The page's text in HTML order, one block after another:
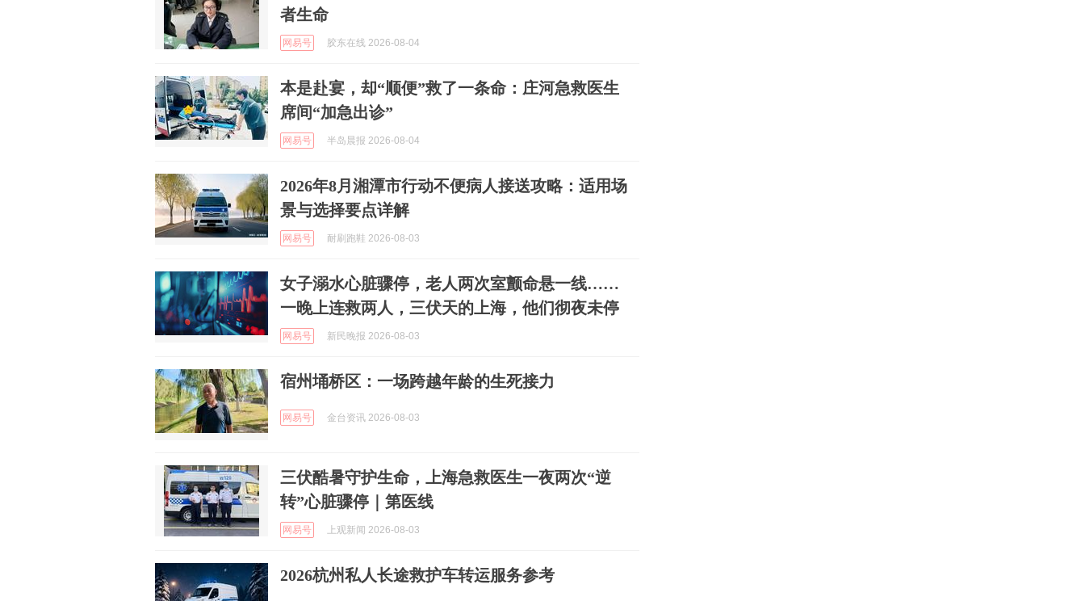
者生命
网易号 胶东在线 2026-08-04
本是赴宴，却“顺便”救了一条命：庄河急救医生
席间“加急出诊”
网易号 半岛晨报 2026-08-04
2026年8月湘潭市行动不便病人接送攻略：适用场
景与选择要点详解
网易号 耐刷跑鞋 2026-08-03
女子溺水心脏骤停，老人两次室颤命悬一线……
一晚上连救两人，三伏天的上海，他们彻夜未停
网易号 新民晚报 2026-08-03
宿州埇桥区：一场跨越年龄的生死接力
网易号 金台资讯 2026-08-03
三伏酷暑守护生命，上海急救医生一夜两次“逆
转”心脏骤停｜第医线
网易号 上观新闻 2026-08-03
2026杭州私人长途救护车转运服务参考